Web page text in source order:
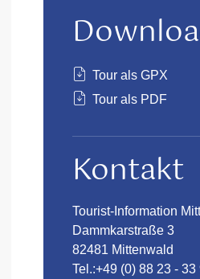
Tour als GPX
Tour als PDF
Kontakt
Tourist-Information
Dammkarstraße 3
82481 Mittenwald
Tel.:+49 (0) 88 23 - 33